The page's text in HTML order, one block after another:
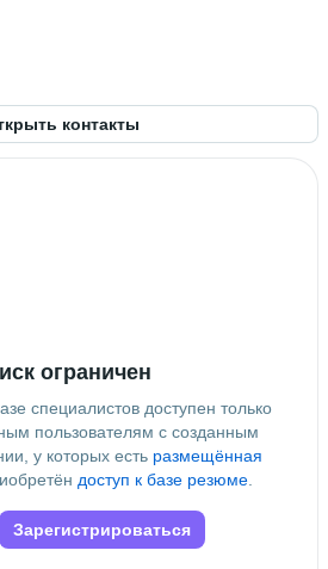
контакты
ограничен
специалистов доступен только
пользователям с созданным
у которых есть размещённая
доступ к базе резюме.
Зарегистрироваться